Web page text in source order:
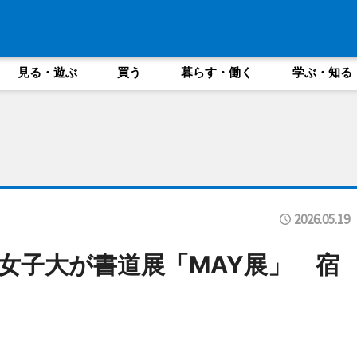
見る・遊ぶ 買う 暮らす・働く 学ぶ・知る
2026.05.19
子大が書道展「MAY展」 宿